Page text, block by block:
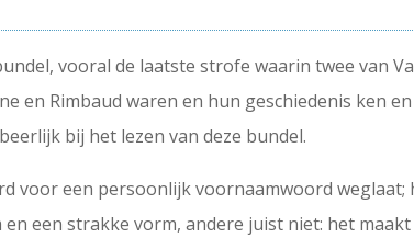
vooral de laatste strofe waarin twee van
en Rimbaud waren en hun geschiedenis ken
bij het lezen van deze bundel.
voor een persoonlijk voornaamwoord
een strakke vorm, andere juist niet: het